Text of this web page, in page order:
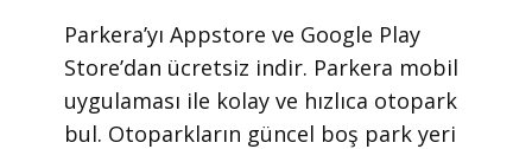
​Parkera’yı Appstore ve Google Play
Store’dan ücretsiz indir. Parkera mobil
uygulaması ile kolay ve hızlıca otopark
bul. Otoparkların güncel boş park yeri